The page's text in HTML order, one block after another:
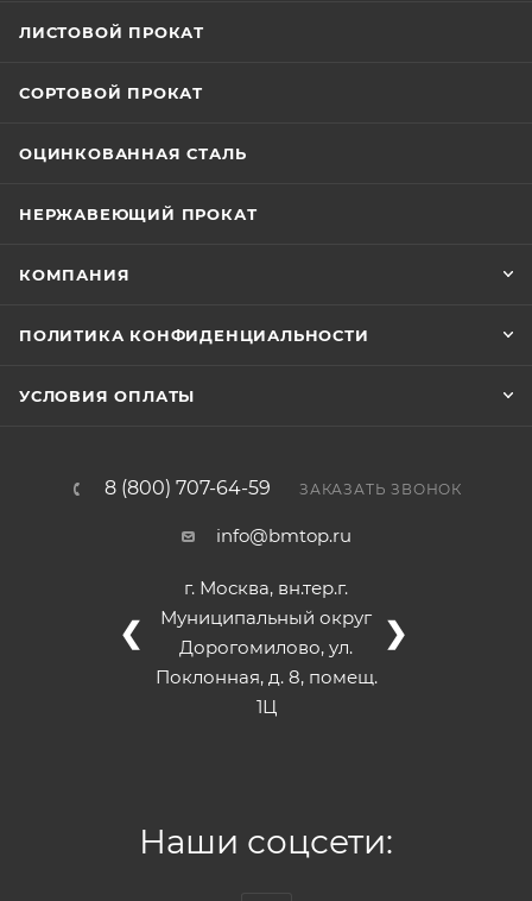
ЛИСТОВОЙ ПРОКАТ
СОРТОВОЙ ПРОКАТ
ОЦИНКОВАННАЯ СТАЛЬ
НЕРЖАВЕЮЩИЙ ПРОКАТ
КОМПАНИЯ
ПОЛИТИКА КОНФИДЕНЦИАЛЬНОСТИ
УСЛОВИЯ ОПЛАТЫ
8 (800) 707-64-59 ЗАКАЗАТЬ ЗВОНОК
info@bmtop.ru
г. Москва, вн.тер.г.
Муниципальный округ
Дорогомилово, ул.
Поклонная, д. 8, помещ.
1Ц
❮ ❯
Наши соцсети: